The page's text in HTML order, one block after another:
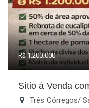
R$ 1.200.000
Sítio à Venda
Três Córregos/